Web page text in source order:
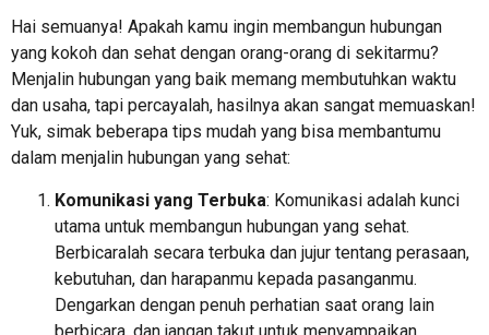
Hai semuanya! Apakah kamu ingin membangun hubungan
yang kokoh dan sehat dengan orang-orang di sekitarmu?
Menjalin hubungan yang baik memang membutuhkan waktu
dan usaha, tapi percayalah, hasilnya akan sangat memuaskan!
Yuk, simak beberapa tips mudah yang bisa membantumu
dalam menjalin hubungan yang sehat:
Komunikasi yang Terbuka: Komunikasi adalah kunci
utama untuk membangun hubungan yang sehat.
Berbicaralah secara terbuka dan jujur tentang perasaan,
kebutuhan, dan harapanmu kepada pasanganmu.
Dengarkan dengan penuh perhatian saat orang lain